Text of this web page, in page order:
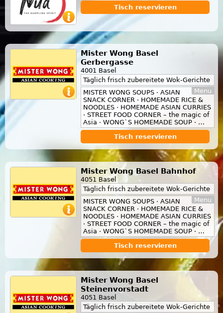
Tisch reservieren
Mister Wong Basel
Gerbergasse
4001 Basel
Täglich frisch zubereitete Wok-Gerichte
Menu
MISTER WONG SOUPS · ASIAN
SNACK CORNER · HOMEMADE RICE &
NOODLES · HOMEMADE ASIAN CURRIES
· STREET FOOD CORNER – the magic of
Asia · WONG`S HOMEMADE SOUP · …
Tisch reservieren
Mister Wong Basel Bahnhof
4051 Basel
Täglich frisch zubereitete Wok-Gerichte
Menu
MISTER WONG SOUPS · ASIAN
SNACK CORNER · HOMEMADE RICE &
NOODLES · HOMEMADE ASIAN CURRIES
· STREET FOOD CORNER – the magic of
Asia · WONG`S HOMEMADE SOUP · …
Tisch reservieren
Mister Wong Basel
Steinenvorstadt
4051 Basel
Täglich frisch zubereitete Wok-Gerichte